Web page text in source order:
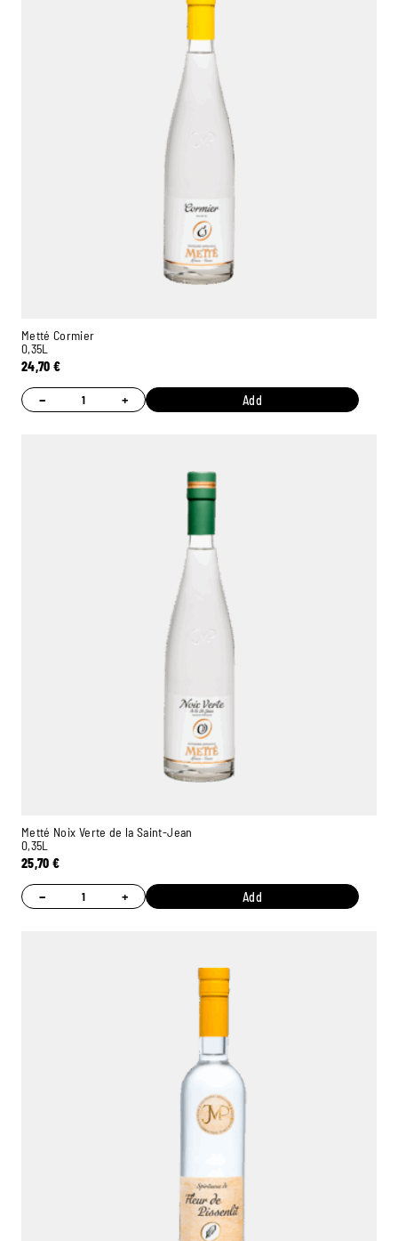
Metté Cormier
0,35L
24,70€
− + Add
Metté Noix Verte de la Saint-Jean
0,35L
25,70€
− + Add